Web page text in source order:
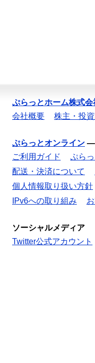
ぷらっとホーム株式会
会社概要
株主・投
ぷらっとオンライン —
ご利用ガイド
ぷら
配送・決済について
個人情報取り扱い方針
IPv6への取り組み
ソーシャルメディア
Twitter公式アカウント